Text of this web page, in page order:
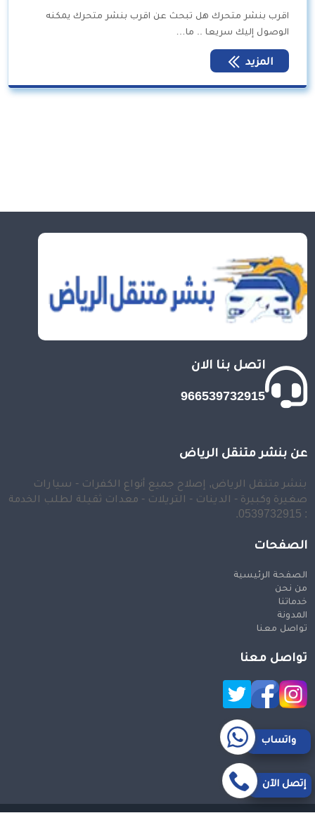
اقرب بنشر متحرك هل تبحث عن اقرب بنشر متحرك يمكنه
الوصول إليك سريعا .. ما…
المزيد
اتصل بنا الان
966539732915
عن بنشر متنقل الرياض
بنشر متنقل الرياض, إصلاح جميع أنواع الكفرات - سيارات
صغيرة وكبيرة - الدينات - التريلات - معدات ثقيلة لطلب الخدمة
: 0539732915.
الصفحات
الصفحة الرئيسية
من نحن
خدماتنا
المدونة
تواصل معنا
تواصل معنا
إتصل الآن
واتساب